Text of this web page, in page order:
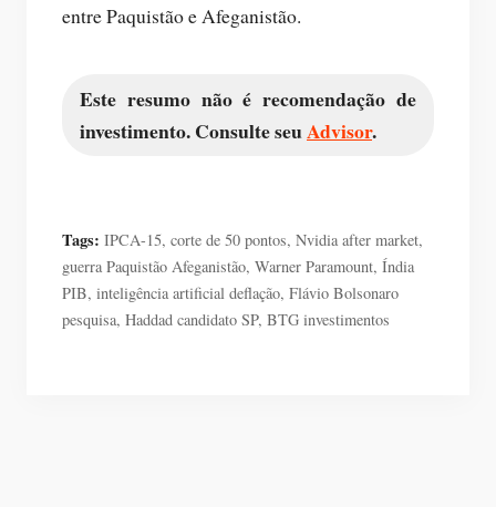
entre Paquistão e Afeganistão.
Este resumo não é recomendação de
investimento. Consulte seuAdvisor.
Tags: IPCA-15, corte de 50 pontos, Nvidia after market,
guerra Paquistão Afeganistão, Warner Paramount, Índia
PIB, inteligência artificial deflação, Flávio Bolsonaro
pesquisa, Haddad candidato SP, BTG investimentos